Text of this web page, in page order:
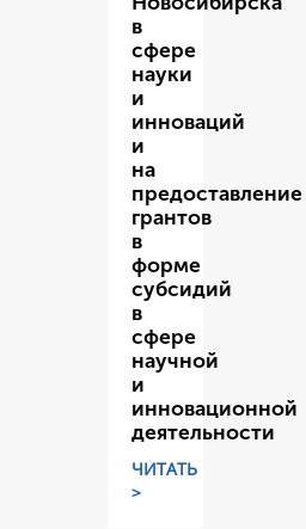
в
сфере
науки
и
инноваций
и
на
предоставление
грантов
в
форме
субсидий
в
сфере
научной
и
инновационной
деятельности
ЧИТАТЬ
>